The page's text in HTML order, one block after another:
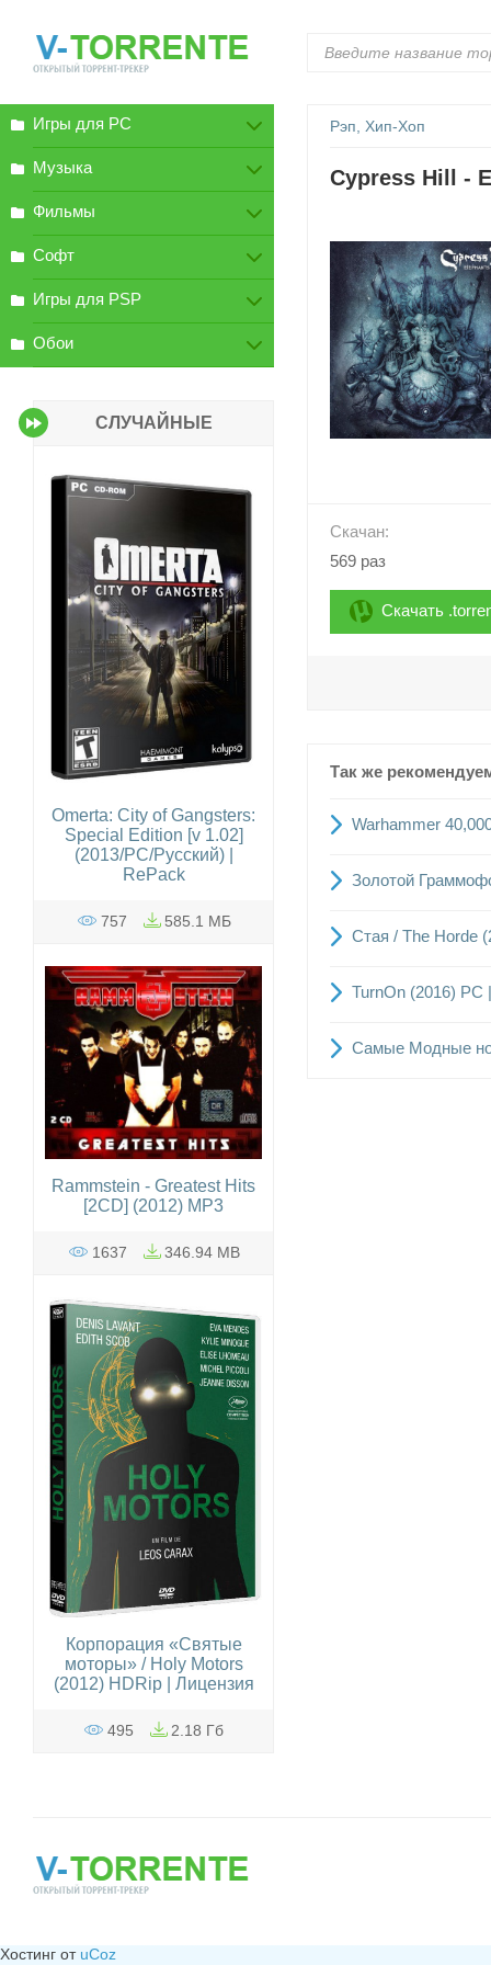
Рэп, Хип-Хоп
Cypress Hill -
Скачан:
569 раз
Скачать
Так же
Warhammer
Золотой
Стая / The Horde
TurnOn (2016) PC
Самые Модные
Игры для PC
Музыка
Фильмы
Софт
Игры для PSP
Обои
СЛУЧАЙНЫЕ
Omerta: City of Gangsters:
Special Edition [v 1.02]
(2013/PC/Русский) |
ReРack
757 585.1 МБ
Rammstein - Greatest Hits
[2CD] (2012) MP3
1637 346.94 MB
Корпорация «Святые
моторы» / Holy Motors
(2012) HDRip | Лицензия
495 2.18 Гб
Хостинг от uCoz